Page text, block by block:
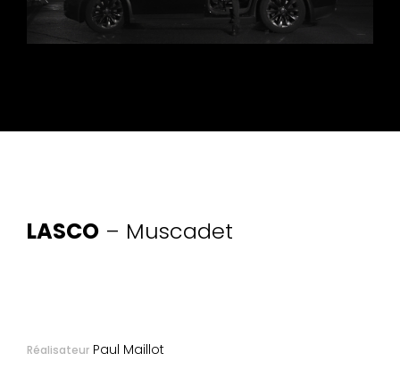
LASCO – Muscadet
Réalisateur Paul Maillot